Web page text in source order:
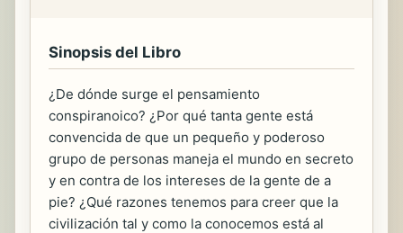
Sinopsis del Libro
¿De dónde surge el pensamiento
conspiranoico? ¿Por qué tanta gente está
convencida de que un pequeño y poderoso
grupo de personas maneja el mundo en secreto
y en contra de los intereses de la gente de a
pie? ¿Qué razones tenemos para creer que la
civilización tal y como la conocemos está al